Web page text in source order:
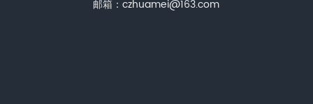
邮箱：czhuamei@163.com